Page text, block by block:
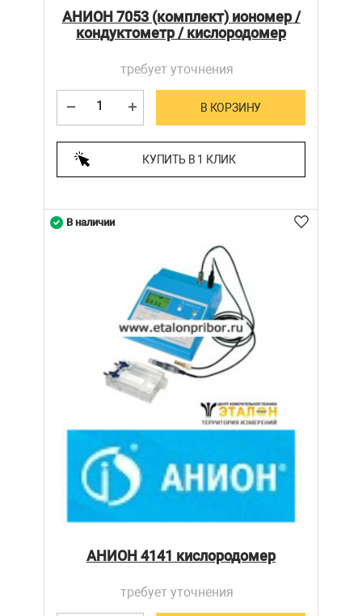
АНИОН 7053 (комплект) иономер /
кондуктометр / кислородомер
требует уточнения
В КОРЗИНУ
КУПИТЬ В 1 КЛИК
АНИОН 4141 кислородомер
требует уточнения
В наличии